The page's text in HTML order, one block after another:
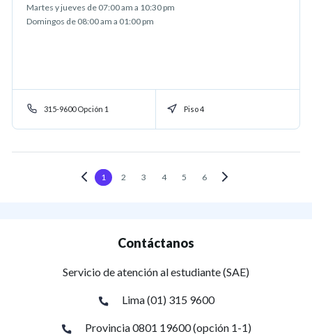
Martes y jueves de 07:00 am a 10:30 pm
Domingos de 08:00 am a 01:00 pm
315-9600 Opción 1 Piso 4
1 2 3 4 5 6
Contáctanos
Servicio de atención al estudiante (SAE)
Lima (01) 315 9600
Provincia 0801 19600 (opción 1-1)